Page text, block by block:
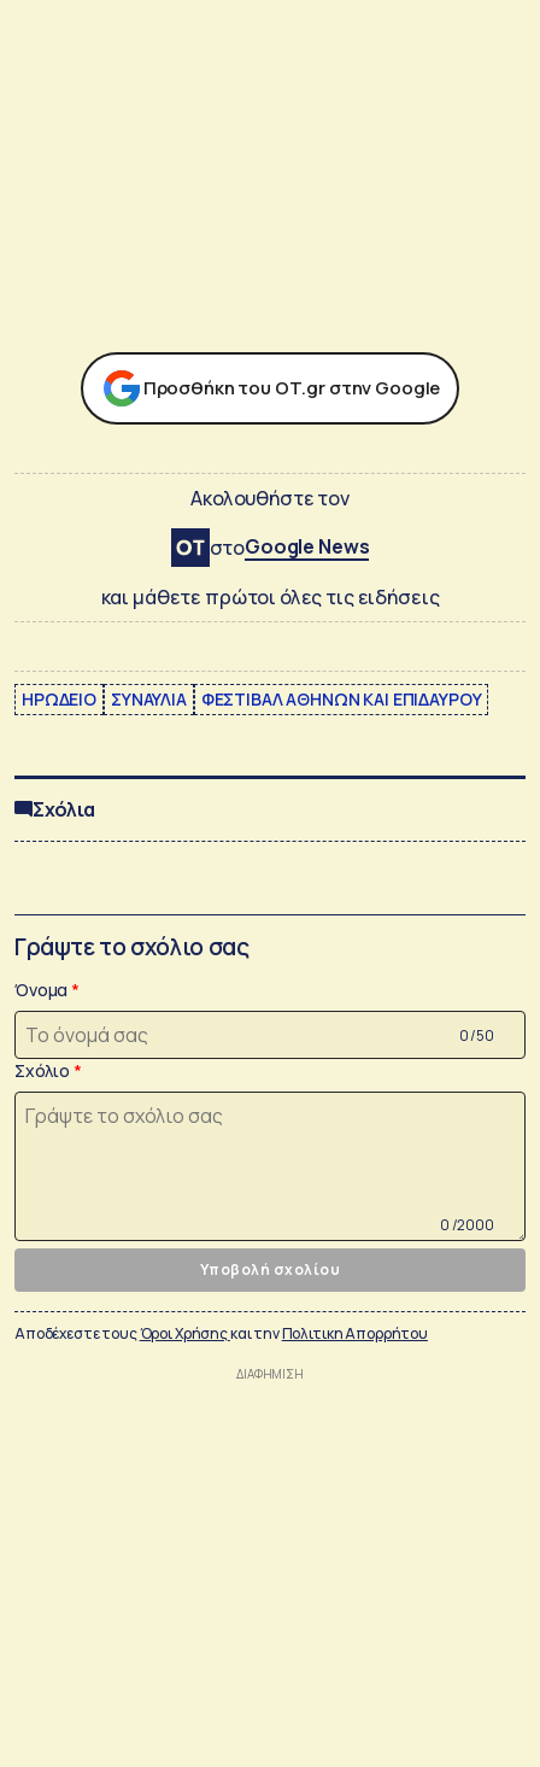
Προσθήκη του ΟΤ.gr στην Google
Ακολουθήστε τον
στοGoogle News
και μάθετε πρώτοι όλες τις ειδήσεις
ΗΡΩΔΕΙΟ ΣΥΝΑΥΛΙΑ ΦΕΣΤΙΒΑΛ ΑΘΗΝΩΝ ΚΑΙ ΕΠΙΔΑΥΡΟΥ
Σχόλια
Γράψτε το σχόλιο σας
Όνομα
0 /50
Σχόλιο
0 /2000
Υποβολή σχολίου
Αποδέχεστε τουςΌροι Χρήσηςκαι τηνΠολιτικη Απορρήτου